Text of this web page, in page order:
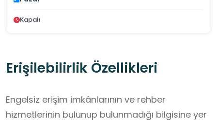
Kapalı
Erişilebilirlik Özellikleri
Engelsiz erişim imkânlarının ve rehber
hizmetlerinin bulunup bulunmadığı bilgisine yer